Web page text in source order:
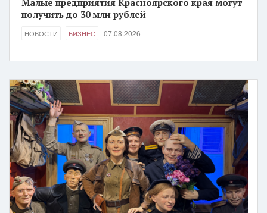
Малые предприятия Красноярского края могут
получить до 30 млн рублей
НОВОСТИ БИЗНЕС 07.08.2026